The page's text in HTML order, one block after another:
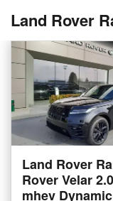
Land Rover
Land Rover
Rover Velar
mhev